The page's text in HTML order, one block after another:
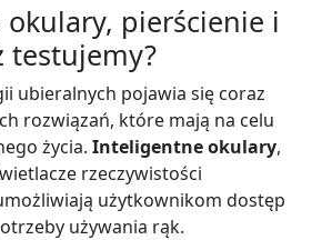
pierścienie i
testujemy?
ubieralnych pojawia się coraz
rozwiązań, które mają na celu
życia. Inteligentne okulary,
rzeczywistości
użytkownikom dostęp
używania rąk.